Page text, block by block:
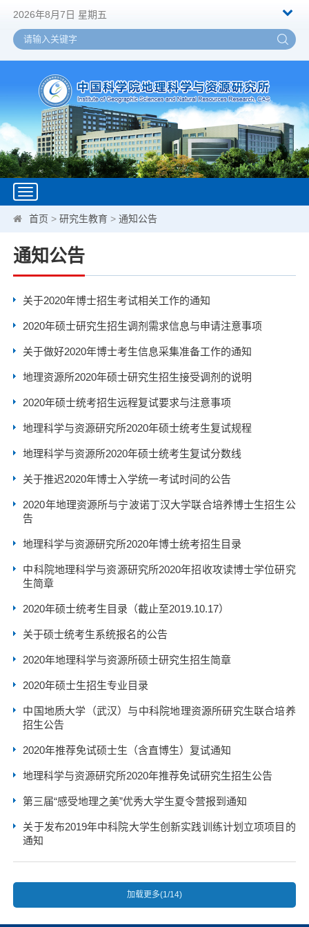
2026年8月7日 星期五
Toggle
navigation
首页 >研究生教育 >通知公告
通知公告
关于2020年博士招生考试相关工作的通知
2020年硕士研究生招生调剂需求信息与申请注意事项
关于做好2020年博士考生信息采集准备工作的通知
地理资源所2020年硕士研究生招生接受调剂的说明
2020年硕士统考招生远程复试要求与注意事项
地理科学与资源研究所2020年硕士统考生复试规程
地理科学与资源所2020年硕士统考生复试分数线
关于推迟2020年博士入学统一考试时间的公告
2020年地理资源所与宁波诺丁汉大学联合培养博士生招生公
告
地理科学与资源研究所2020年博士统考招生目录
中科院地理科学与资源研究所2020年招收攻读博士学位研究
生简章
2020年硕士统考生目录（截止至2019.10.17）
关于硕士统考生系统报名的公告
2020年地理科学与资源所硕士研究生招生简章
2020年硕士生招生专业目录
中国地质大学（武汉）与中科院地理资源所研究生联合培养
招生公告
2020年推荐免试硕士生（含直博生）复试通知
地理科学与资源研究所2020年推荐免试研究生招生公告
第三届“感受地理之美”优秀大学生夏令营报到通知
关于发布2019年中科院大学生创新实践训练计划立项项目的
通知
加载更多(1/14)